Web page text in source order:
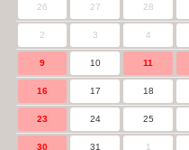
26 27 28
2 3 4
9 10 11
16 17 18
23 24 25
30 31 1